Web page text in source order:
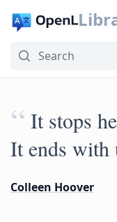
“ It stops
It ends with
Colleen Hoover